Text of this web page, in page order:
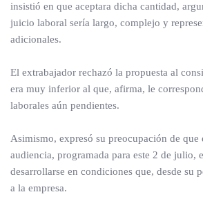
insistió en que aceptara dicha cantidad,
juicio laboral sería largo, complejo y
adicionales.
El extrabajador rechazó la propuesta al
era muy inferior al que, afirma, le
laborales aún pendientes.
Asimismo, expresó su preocupación de que
audiencia, programada para este 2 de julio,
desarrollarse en condiciones que, desde su
a la empresa.